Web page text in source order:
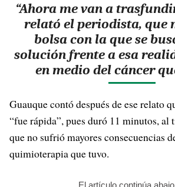
“Ahora me van a
relató el periodista, que
bolsa con la que se
solución frente a esa
en medio del cáncer
Guauque contó después de ese relato
“fue rápida”, pues duró 11 minutos, al
que no sufrió mayores consecuencias
quimioterapia que tuvo.
El artículo continúa abajo